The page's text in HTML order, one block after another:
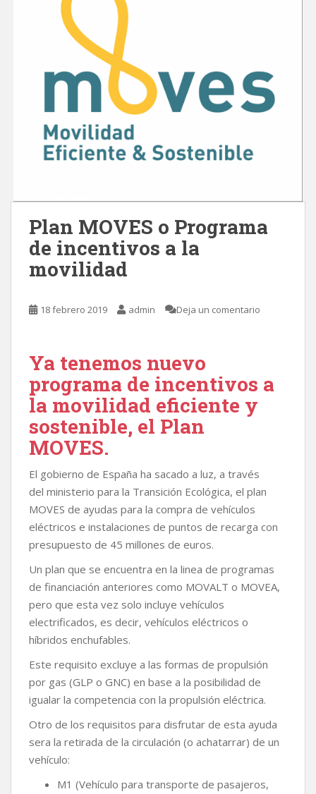
Plan MOVES o Programa
de incentivos a la
movilidad
18 febrero 2019 admin Deja un comentario
Ya tenemos nuevo
programa de incentivos a
la movilidad eficiente y
sostenible, el Plan
MOVES.
El gobierno de España ha sacado a luz, a través
del ministerio para la Transición Ecológica, el plan
MOVES de ayudas para la compra de vehículos
eléctricos e instalaciones de puntos de recarga con
presupuesto de 45 millones de euros.
Un plan que se encuentra en la linea de programas
de financiación anteriores como MOVALT o MOVEA,
pero que esta vez solo incluye vehículos
electrificados, es decir, vehículos eléctricos o
híbridos enchufables.
Este requisito excluye a las formas de propulsión
por gas (GLP o GNC) en base a la posibilidad de
igualar la competencia con la propulsión eléctrica.
Otro de los requisitos para disfrutar de esta ayuda
sera la retirada de la circulación (o achatarrar) de un
vehículo:
M1 (Vehículo para transporte de pasajeros,